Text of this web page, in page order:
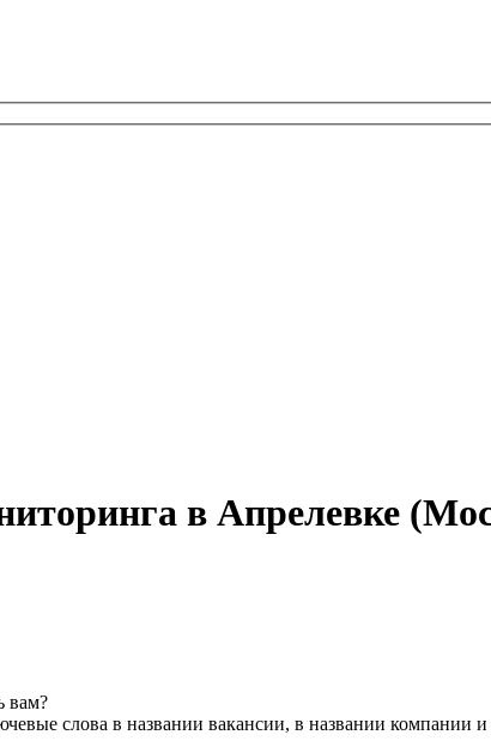
в Апрелевке
вам?
слова в названии вакансии, в названии компании